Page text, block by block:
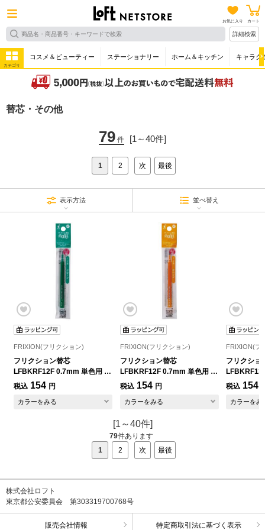
お気に入り カート
詳細検索
カテゴリ
コスメ＆ビューティー ステーショナリー ホーム＆キッチン キャラク
替芯・その他
79 件 [1～40件]
1 2 次 最後
表示方法 並べ替え
FRIXION(フリクション)
フリクション替芯
LFBKRF12F 0.7mm 単色用 グ
リーン
税込 154 円
カラーをみる
FRIXION(フリクション)
フリクション替芯
LFBKRF12F 0.7mm 単色用 オ
レンジ
税込 154 円
カラーをみる
FRIXION(フ
フリクショ
グリーン
税込 154
カラーをみ
[1～40件]
79件あります
1
2 次 最後
株式会社ロフト
東京都公安委員会 第303319700768号
販売会社情報 特定商取引法に基づく表示